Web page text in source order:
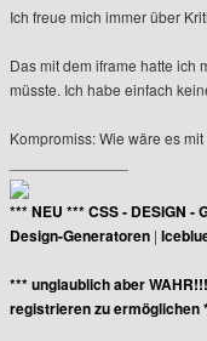
Profile anzeigen
Ich freue mich immer über
Das mit dem iframe hatte ich
müsste. Ich habe einfach
Kompromiss: Wie wäre es
*** NEU *** CSS - DESIGN -
Design-Generatoren |
*** unglaublich aber
registrieren zu ermöglichen